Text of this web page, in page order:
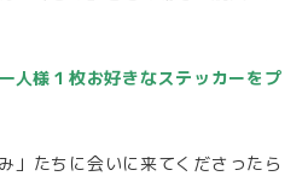
人様１枚お好きなステッカーをプ
」たちに会いに来てくださったら